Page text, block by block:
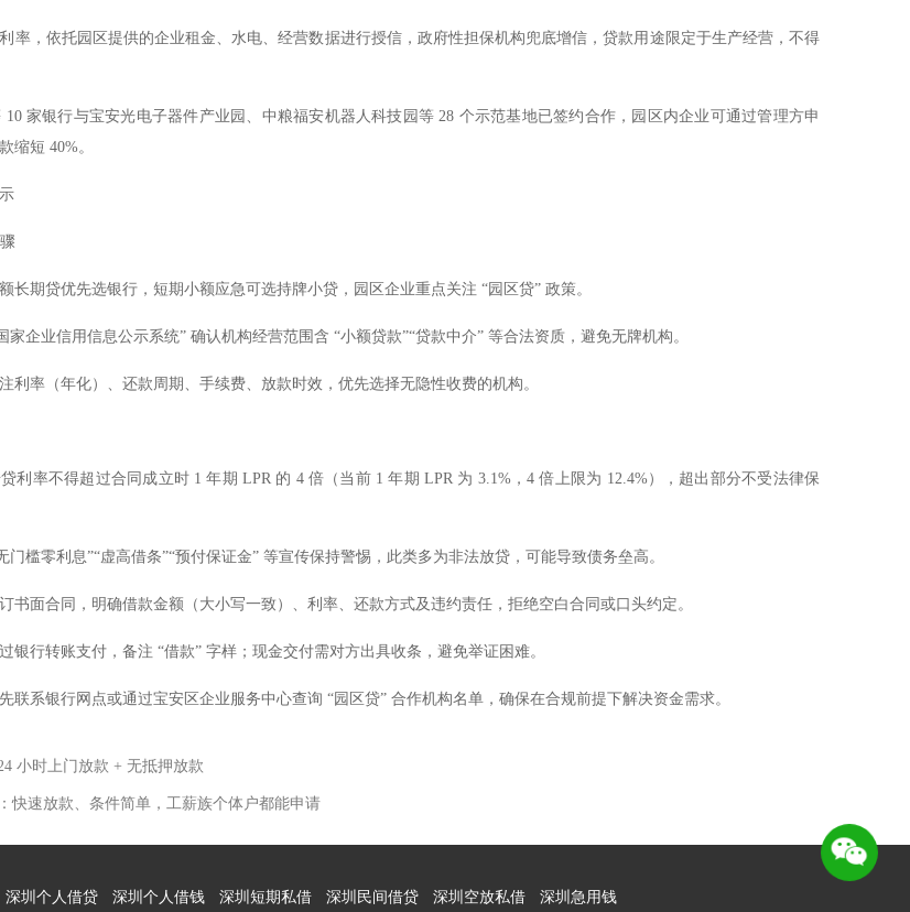
率，依托园区提供的企业租金、水电、经营数据进行授信，政府性担保机构兜底增信，贷款用途限定于生产经营，不得
家银行与宝安光电子器件产业园、中粮福安机器人科技园等 28 个示范基地已签约合作，园区内企业可通过管理方申
缩短 40%。
长期贷优先选银行，短期小额应急可选持牌小贷，园区企业重点关注 “园区贷” 政策。
家企业信用信息公示系统” 确认机构经营范围含 “小额贷款”“贷款中介” 等合法资质，避免无牌机构。
利率（年化）、还款周期、手续费、放款时效，优先选择无隐性收费的机构。
利率不得超过合同成立时 1 年期 LPR 的 4 倍（当前 1 年期 LPR 为 3.1%，4 倍上限为 12.4%），超出部分不受法律保
门槛零利息”“虚高借条”“预付保证金” 等宣传保持警惕，此类多为非法放贷，可能导致债务垒高。
书面合同，明确借款金额（大小写一致）、利率、还款方式及违约责任，拒绝空白合同或口头约定。
银行转账支付，备注 “借款” 字样；现金交付需对方出具收条，避免举证困难。
联系银行网点或通过宝安区企业服务中心查询 “园区贷” 合作机构名单，确保在合规前提下解决资金需求。
小时上门放款 + 无抵押放款
快速放款、条件简单，工薪族个体户都能申请
深圳个人借贷 深圳个人借钱 深圳短期私借 深圳民间借贷 深圳空放私借 深圳急用钱